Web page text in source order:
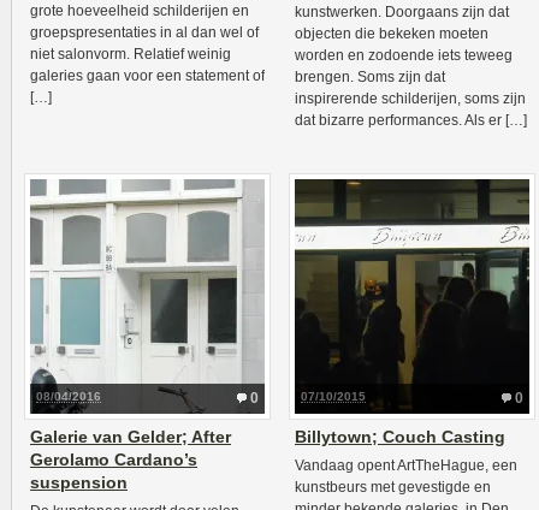
grote hoeveelheid schilderijen en
groepspresentaties in al dan wel of
niet salonvorm. Relatief weinig
galeries gaan voor een statement of
[…]
kunstwerken. Doorgaans zijn dat
objecten die bekeken moeten
worden en zodoende iets teweeg
brengen. Soms zijn dat
inspirerende schilderijen, soms zijn
dat bizarre performances. Als er […]
0
08/04/2016
Galerie van Gelder; After
Gerolamo Cardano’s
suspension
0
07/10/2015
Billytown; Couch Casting
Vandaag opent ArtTheHague, een
kunstbeurs met gevestigde en